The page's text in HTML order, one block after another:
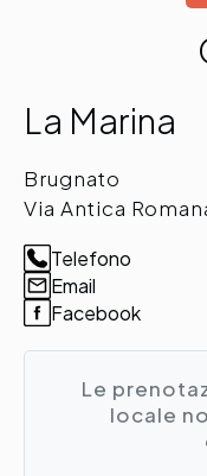
La Marina
Brugnato
Via Antica
Telefono
Email
Facebook
Le
locale